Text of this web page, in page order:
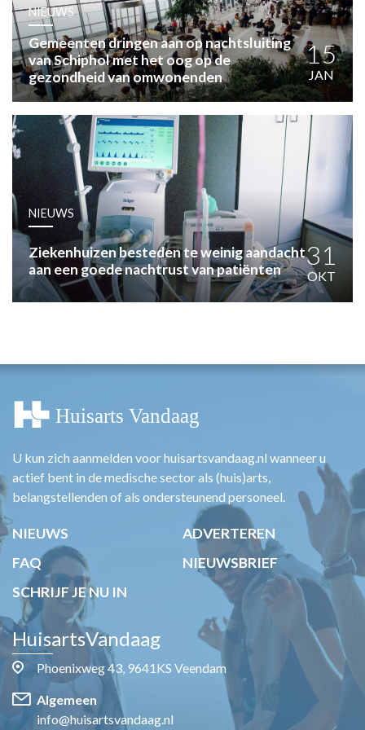
PRAKTIJKZAKEN
TARIEVEN
VPHUISARTSEN
MEDISCHE VAKHANDEL
INLOGGEN
REGISTRATIE
NIEUWS
Gemeenten dringen aan op nachtsluiting
van Schiphol met het oog op de
gezondheid van omwonenden
15
JAN
NIEUWS
Ziekenhuizen besteden te weinig aandacht
aan een goede nachtrust van patiënten
31
OKT
U kun zich aanmelden voor huisartsvandaag.nl wanneer u
actief bent in de medische sector als (huis)arts,
belangstellenden of als ondersteunend personeel.
NIEUWS
ADVERTEREN
FAQ
NIEUWSBRIEF
SCHRIJF JE NU IN
HuisartsVandaag
Phoenixweg 43, 9641KS Veendam
Algemeen
info@huisartsvandaag.nl